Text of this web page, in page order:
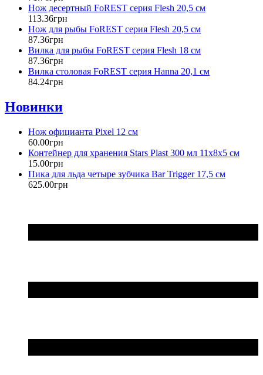
Нож десертный FoREST серия Flesh 20,5 см
113.36грн
Нож для рыбы FoREST серия Flesh 20,5 см
87.36грн
Вилка для рыбы FoREST серия Flesh 18 см
87.36грн
Вилка столовая FoREST серия Hanna 20,1 см
84.24грн
Новинки
Нож официанта Pixel 12 см
60.00грн
Контейнер для хранения Stars Plast 300 мл 11х8х5 см
15.00грн
Пика для льда четыре зубчика Bar Trigger 17,5 см
625.00грн